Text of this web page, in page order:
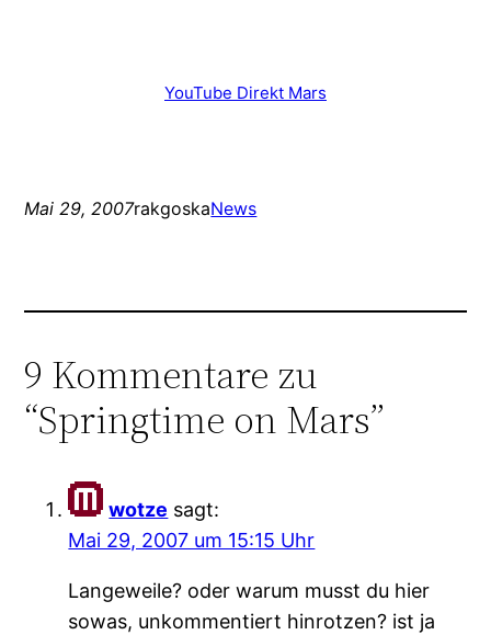
YouTube Direkt Mars
Mai 29, 2007rakgoskaNews
9 Kommentare zu
“Springtime on Mars”
wotze sagt:
Mai 29, 2007 um 15:15 Uhr
Langeweile? oder warum musst du hier
sowas, unkommentiert hinrotzen? ist ja